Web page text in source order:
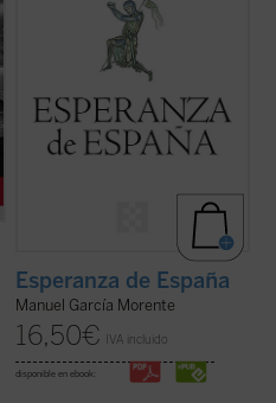
Esperanza de España
Manuel García Morente
16,50€ IVA incluido
disponible en ebook: